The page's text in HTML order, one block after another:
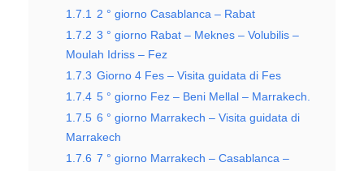
1.7.1
2 ° giorno Casablanca – Rabat
1.7.2 3 ° giorno Rabat – Meknes – Volubilis –
Moulah Idriss – Fez
1.7.3 Giorno 4 Fes – Visita guidata di Fes
1.7.4 5 ° giorno Fez – Beni Mellal – Marrakech.
1.7.5 6 ° giorno Marrakech – Visita guidata di
Marrakech
1.7.6 7 ° giorno Marrakech – Casablanca –